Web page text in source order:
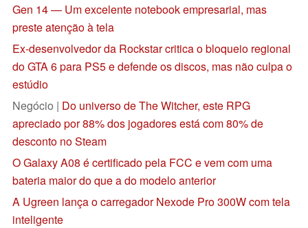
Gen 14 — Um excelente notebook empresarial, mas
preste atenção à tela
Ex-desenvolvedor da Rockstar critica o bloqueio regional
do GTA 6 para PS5 e defende os discos, mas não culpa o
estúdio
Negócio | Do universo de The Witcher, este RPG
apreciado por 88% dos jogadores está com 80% de
desconto no Steam
O Galaxy A08 é certificado pela FCC e vem com uma
bateria maior do que a do modelo anterior
A Ugreen lança o carregador Nexode Pro 300W com tela
inteligente